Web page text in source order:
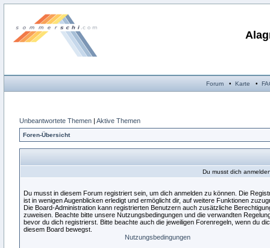
Forum• Karte •
Unbeantwortete Themen | Aktive Themen
Foren-Übersicht
Du musst dich
Du musst in diesem Forum registriert sein, um dich anmelden zu können. Die
ist in wenigen Augenblicken erledigt und ermöglicht dir, auf weitere Funktionen
Die Board-Administration kann registrierten Benutzern auch zusätzliche
zuweisen. Beachte bitte unsere Nutzungsbedingungen und die verwandten
bevor du dich registrierst. Bitte beachte auch die jeweiligen Forenregeln, wenn du
diesem Board bewegst.
Nutzungsbedingungen